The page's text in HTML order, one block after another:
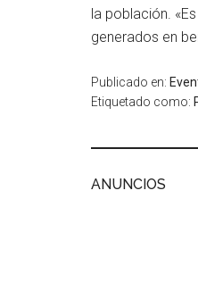
la población.
generados en
Publicado en:
Etiquetado como:
ANUNCIOS